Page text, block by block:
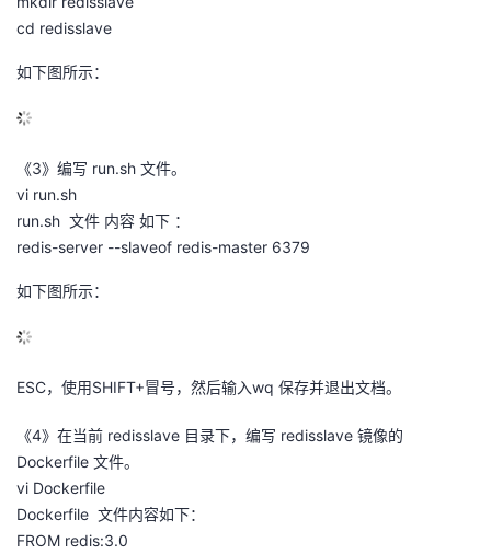
cd redisslave
如下图所示：
《3》编写 run.sh 文件。
vi run.sh
run.sh 文件 内容 如下 ：
redis-server --slaveof redis-master 6379
如下图所示：
ESC，使用SHIFT+冒号，然后输入wq 保存并退出文档。
《4》在当前 redisslave 目录下，编写 redisslave 镜像的
Dockerfile 文件。
vi Dockerfile
Dockerfile 文件内容如下：
FROM redis:3.0